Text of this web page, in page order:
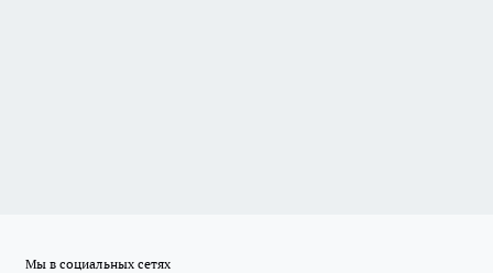
Мы в социальных сетях